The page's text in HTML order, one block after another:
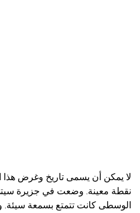
لا يمكن أن يسمى تاريخ وغرض هذا
نقطة معينة. وضعت في جزيرة